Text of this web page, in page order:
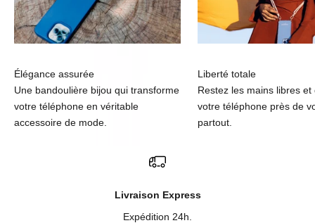
Élégance assurée
Une bandoulière bijou qui transforme
votre téléphone en véritable
accessoire de mode.
Liberté totale
Restez les mains libres et
votre téléphone près de
partout.
Livraison Express
Expédition 24h.